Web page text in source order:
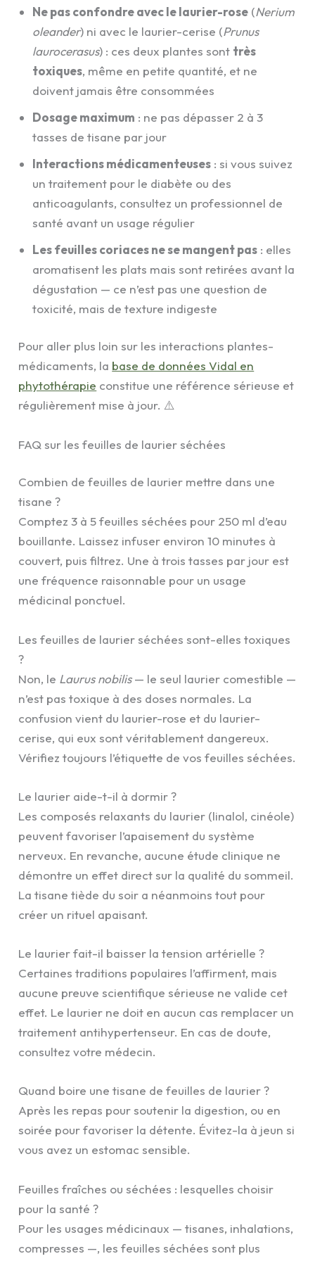
Ne pas confondre avec le laurier-rose (Nerium
oleander) ni avec le laurier-cerise (Prunus
laurocerasus) : ces deux plantes sont très
toxiques, même en petite quantité, et ne
doivent jamais être consommées
Dosage maximum : ne pas dépasser 2 à 3
tasses de tisane par jour
Interactions médicamenteuses : si vous suivez
un traitement pour le diabète ou des
anticoagulants, consultez un professionnel de
santé avant un usage régulier
Les feuilles coriaces ne se mangent pas : elles
aromatisent les plats mais sont retirées avant la
dégustation — ce n’est pas une question de
toxicité, mais de texture indigeste
Pour aller plus loin sur les interactions plantes-
médicaments, la base de données Vidal en
phytothérapie constitue une référence sérieuse et
régulièrement mise à jour. ⚠️
FAQ sur les feuilles de laurier séchées
Combien de feuilles de laurier mettre dans une
tisane ?
Comptez 3 à 5 feuilles séchées pour 250 ml d’eau
bouillante. Laissez infuser environ 10 minutes à
couvert, puis filtrez. Une à trois tasses par jour est
une fréquence raisonnable pour un usage
médicinal ponctuel.
Les feuilles de laurier séchées sont-elles toxiques
?
Non, le Laurus nobilis— le seul laurier comestible —
n’est pas toxique à des doses normales. La
confusion vient du laurier-rose et du laurier-
cerise, qui eux sont véritablement dangereux.
Vérifiez toujours l’étiquette de vos feuilles séchées.
Le laurier aide-t-il à dormir ?
Les composés relaxants du laurier (linalol, cinéole)
peuvent favoriser l’apaisement du système
nerveux. En revanche, aucune étude clinique ne
démontre un effet direct sur la qualité du sommeil.
La tisane tiède du soir a néanmoins tout pour
créer un rituel apaisant.
Le laurier fait-il baisser la tension artérielle ?
Certaines traditions populaires l’affirment, mais
aucune preuve scientifique sérieuse ne valide cet
effet. Le laurier ne doit en aucun cas remplacer un
traitement antihypertenseur. En cas de doute,
consultez votre médecin.
Quand boire une tisane de feuilles de laurier ?
Après les repas pour soutenir la digestion, ou en
soirée pour favoriser la détente. Évitez-la à jeun si
vous avez un estomac sensible.
Feuilles fraîches ou séchées : lesquelles choisir
pour la santé ?
Pour les usages médicinaux — tisanes, inhalations,
compresses —, les feuilles séchées sont plus